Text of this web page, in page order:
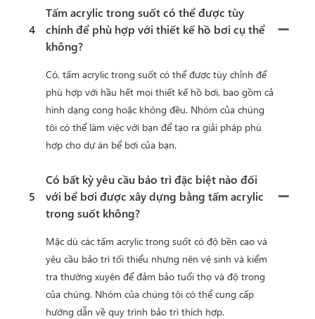
4
Tấm acrylic trong suốt có thể được tùy
chỉnh để phù hợp với thiết kế hồ bơi cụ thể
không?
Có, tấm acrylic trong suốt có thể được tùy chỉnh để
phù hợp với hầu hết mọi thiết kế hồ bơi, bao gồm cả
hình dạng cong hoặc không đều. Nhóm của chúng
tôi có thể làm việc với bạn để tạo ra giải pháp phù
hợp cho dự án bể bơi của bạn.
5
Có bất kỳ yêu cầu bảo trì đặc biệt nào đối
với bể bơi được xây dựng bằng tấm acrylic
trong suốt không?
Mặc dù các tấm acrylic trong suốt có độ bền cao và
yêu cầu bảo trì tối thiểu nhưng nên vệ sinh và kiểm
tra thường xuyên để đảm bảo tuổi thọ và độ trong
của chúng. Nhóm của chúng tôi có thể cung cấp
hướng dẫn về quy trình bảo trì thích hợp.